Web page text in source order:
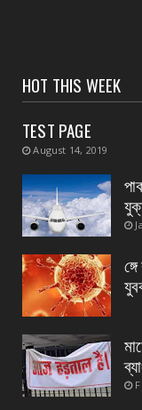
নৈপুর গ্রাম
HOT THIS WEEK
TEST PAGE
August 14, 2019